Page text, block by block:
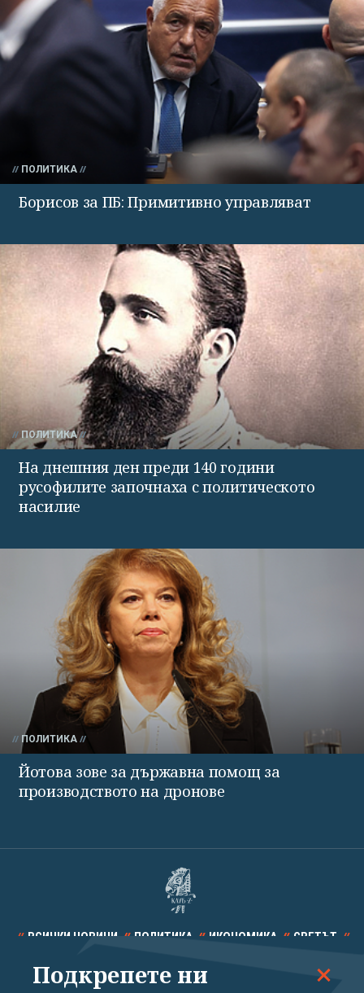
ПОЛИТИКА
Борисов за ПБ: Примитивно управляват
ПОЛИТИКА
На днешния ден преди 140 години
русофилите започнаха с политическото
насилие
ПОЛИТИКА
Йотова зове за държавна помощ за
производството на дронове
ВСИЧКИ НОВИНИ ПОЛИТИКА ИКОНОМИКА СВЕТЪТ
СПОРТ КУЛТУРА ТЕХНОЛОГИИ КАЛЕЙДОСКОП
Подкрепете ни